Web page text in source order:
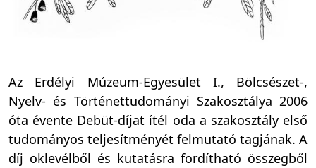
Az Erdélyi Múzeum-Egyesület I., Bölcsészet-,
Nyelv- és Történettudományi Szakosztálya 2006
óta évente Debüt-díjat ítél oda a szakosztály első
tudományos teljesítményét felmutató tagjának. A
díj oklevélből és kutatásra fordítható összegből